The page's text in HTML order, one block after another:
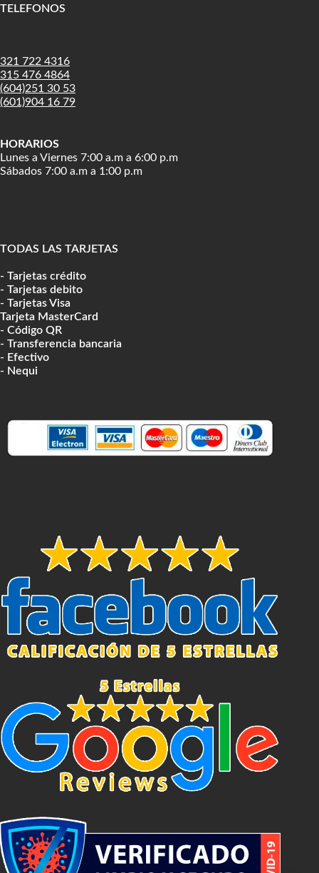
TELEFONOS
321 722 4316
315 476 4864
(604)251 30 53
(601)904 16 79
HORARIOS
Lunes a Viernes 7:00 a.m a 6:00 p.m
Sábados 7:00 a.m a 1:00 p.m
TODAS LAS TARJETAS
- Tarjetas crédito
- Tarjetas debito
- Tarjetas Visa
Tarjeta MasterCard
- Código QR
- Transferencia bancaria
- Efectivo
- Nequi